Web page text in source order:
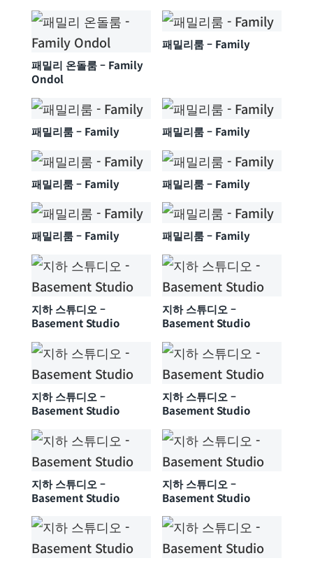
패밀리 온돌룸 – Family
Ondol
패밀리룸 – Family
패밀리룸 – Family 패밀리룸 – Family
패밀리룸 – Family 패밀리룸 – Family
패밀리룸 – Family 패밀리룸 – Family
지하 스튜디오 –
Basement Studio
지하 스튜디오 –
Basement Studio
지하 스튜디오 –
Basement Studio
지하 스튜디오 –
Basement Studio
지하 스튜디오 –
Basement Studio
지하 스튜디오 –
Basement Studio